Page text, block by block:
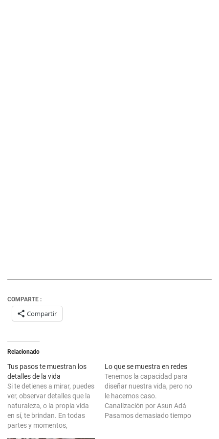
COMPARTE :
Compartir
Relacionado
Tus pasos te muestran los
detalles de la vida
Si te detienes a mirar, puedes
ver, observar detalles que la
naturaleza, o la propia vida
en sí, te brindan. En todas
partes y momentos,
Lo que se muestra en redes
Tenemos la capacidad para
diseñar nuestra vida, pero no
le hacemos caso.
Canalización por Asun Adá
Pasamos demasiado tiempo